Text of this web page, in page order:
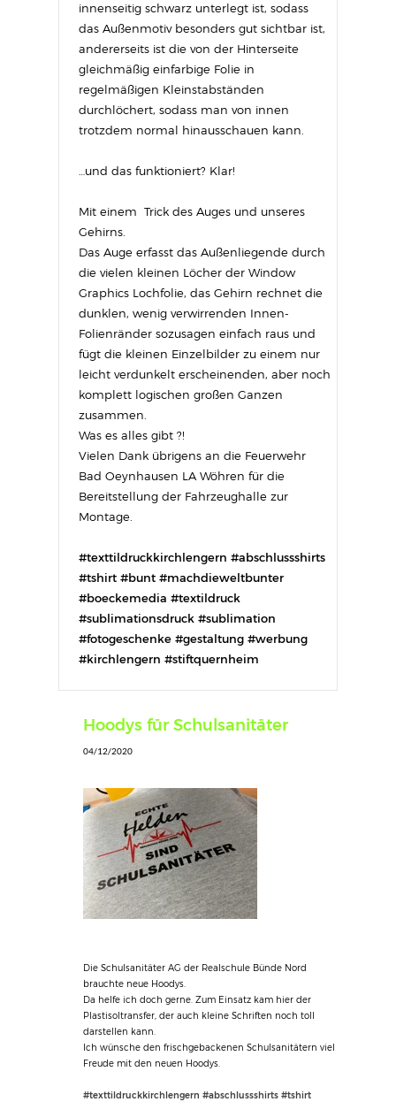
innenseitig schwarz unterlegt ist, sodass
das Außenmotiv besonders gut sichtbar ist,
andererseits ist die von der Hinterseite
gleichmäßig einfarbige Folie in
regelmäßigen Kleinstabständen
durchlöchert, sodass man von innen
trotzdem normal hinausschauen kann.
…und das funktioniert? Klar!
Mit einem Trick des Auges und unseres
Gehirns.
Das Auge erfasst das Außenliegende durch
die vielen kleinen Löcher der Window
Graphics Lochfolie, das Gehirn rechnet die
dunklen, wenig verwirrenden Innen-
Folienränder sozusagen einfach raus und
fügt die kleinen Einzelbilder zu einem nur
leicht verdunkelt erscheinenden, aber noch
komplett logischen großen Ganzen
zusammen.
Was es alles gibt ?!
Vielen Dank übrigens an die Feuerwehr
Bad Oeynhausen LA Wöhren für die
Bereitstellung der Fahrzeughalle zur
Montage.
#texttildruckkirchlengern #abschlussshirts
#tshirt #bunt #machdieweltbunter
#boeckemedia #textildruck
#sublimationsdruck #sublimation
#fotogeschenke #gestaltung #werbung
#kirchlengern #stiftquernheim
Hoodys für Schulsanitäter
04/12/2020
Die Schulsanitäter AG der Realschule Bünde Nord
brauchte neue Hoodys.
Da helfe ich doch gerne. Zum Einsatz kam hier der
Plastisoltransfer, der auch kleine Schriften noch toll
darstellen kann.
Ich wünsche den frischgebackenen Schulsanitätern viel
Freude mit den neuen Hoodys.
#texttildruckkirchlengern #abschlussshirts #tshirt